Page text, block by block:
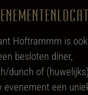
Hoftrammm is
besloten diner,
dunch of
evenement een